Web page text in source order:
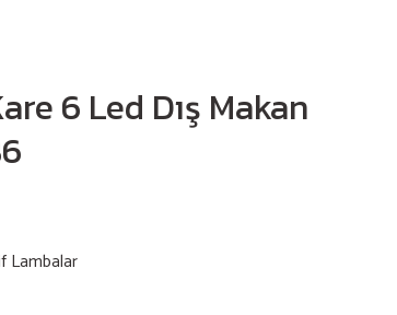
6 Led Dış Makan
Lambalar